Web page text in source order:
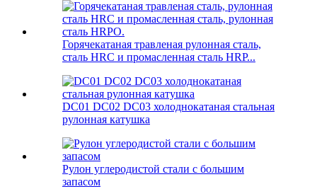
Горячекатаная травленая рулонная сталь,
сталь HRC и промасленная сталь HRP...
DC01 DC02 DC03 холоднокатаная стальная
рулонная катушка
Рулон углеродистой стали с большим
запасом